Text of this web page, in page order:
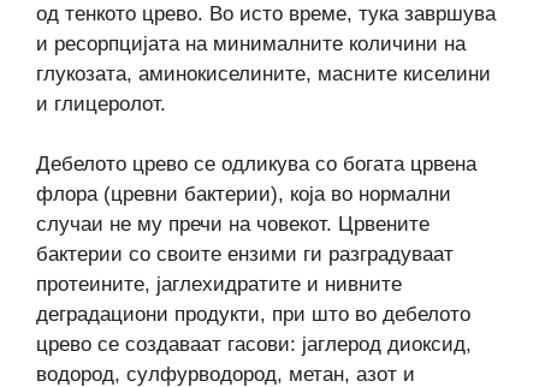
од тенкото црево. Во исто време, тука завршува
и ресорпцијата на минималните количини на
глукозата, аминокиселините, масните киселини
и глицеролот.
Дебелото црево се одликува со богата црвена
флора (цревни бактерии), која во нормални
случаи не му пречи на човекот. Црвените
бактерии со своите ензими ги разградуваат
протеините, јаглехидратите и нивните
деградациони продукти, при што во дебелото
црево се создаваат гасови: јаглерод диоксид,
водород, сулфурводород, метан, азот и